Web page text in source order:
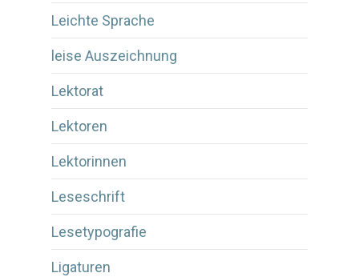
Leichte Sprache
leise Auszeichnung
Lektorat
Lektoren
Lektorinnen
Leseschrift
Lesetypografie
Ligaturen